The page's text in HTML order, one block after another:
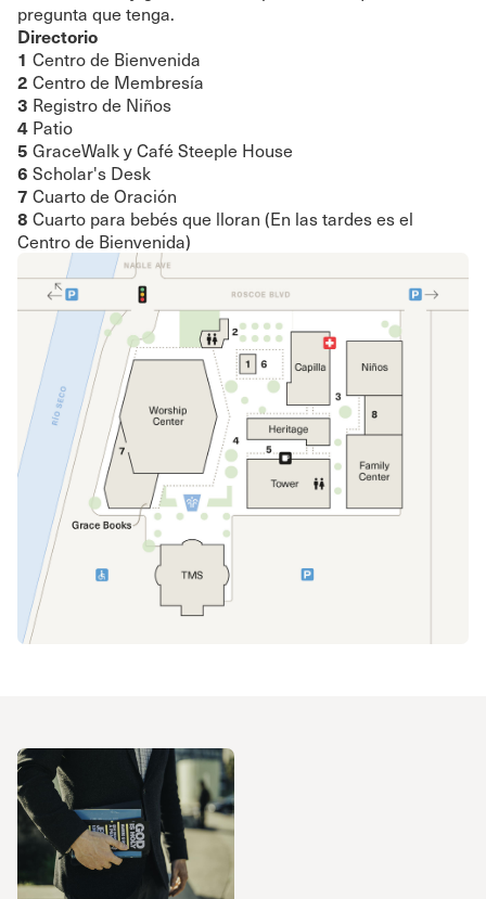
pregunta que tenga.
Directorio
1 Centro de Bienvenida
2 Centro de Membresía
3 Registro de Niños
4 Patio
5 GraceWalk y Café Steeple House
6 Scholar's Desk
7 Cuarto de Oración
8 Cuarto para bebés que lloran (En las tardes es el
Centro de Bienvenida)